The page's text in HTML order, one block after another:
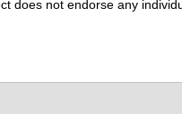
does not endorse any